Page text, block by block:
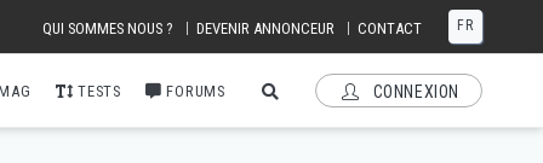
QUI SOMMES NOUS ? | DEVENIR ANNONCEUR | CONTACT FR
TESTS FORUMS CONNEXION